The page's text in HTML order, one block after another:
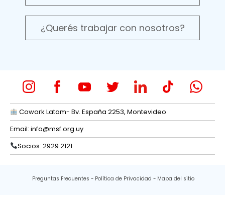
¿Querés trabajar con nosotros?
Cowork Latam- Bv. España 2253, Montevideo
Email: info@msf.org.uy
Socios: 2929 2121
Preguntas Frecuentes Política de Privacidad Mapa del sitio